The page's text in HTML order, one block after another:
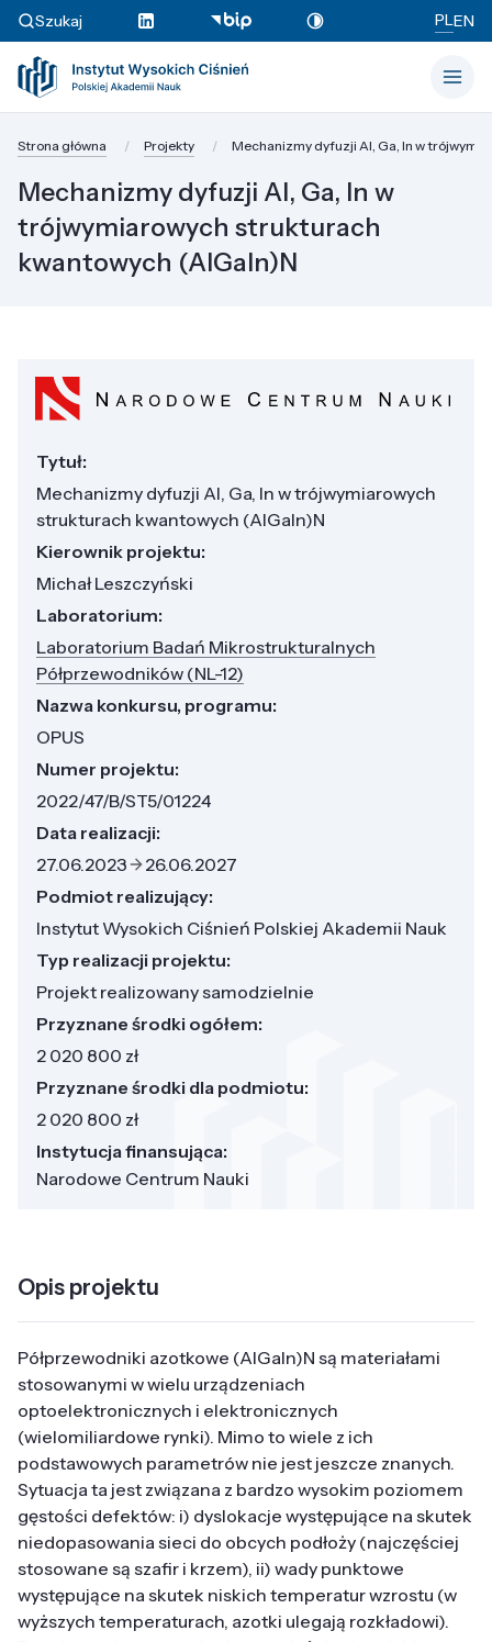
Szukaj PLEN
Strona główna Projekty Mechanizmy dyfuzji Al, Ga, In w
Mechanizmy dyfuzji Al, Ga, In w
trójwymiarowych strukturach
kwantowych (AlGaIn)N
Tytuł:
Mechanizmy dyfuzji Al, Ga, In w trójwymiarowych
strukturach kwantowych (AlGaIn)N
Kierownik projektu:
Michał Leszczyński
Laboratorium:
Laboratorium Badań Mikrostrukturalnych
Półprzewodników (NL-12)
Nazwa konkursu, programu:
OPUS
Numer projektu:
2022/47/B/ST5/01224
Data realizacji:
27.06.2023
26.06.2027
Podmiot realizujący:
Instytut Wysokich Ciśnień Polskiej Akademii Nauk
Typ realizacji projektu:
Projekt realizowany samodzielnie
Przyznane środki ogółem:
2 020 800 zł
Przyznane środki dla podmiotu:
2 020 800 zł
Instytucja finansująca:
Narodowe Centrum Nauki
Opis projektu
Półprzewodniki azotkowe (AlGaIn)N są materiałami
stosowanymi w wielu urządzeniach
optoelektronicznych i elektronicznych
(wielomiliardowe rynki). Mimo to wiele z ich
podstawowych parametrów nie jest jeszcze znanych.
Sytuacja ta jest związana z bardzo wysokim poziomem
gęstości defektów: i) dyslokacje występujące na skutek
niedopasowania sieci do obcych podłoży (najczęściej
stosowane są szafir i krzem), ii) wady punktowe
występujące na skutek niskich temperatur wzrostu (w
wyższych temperaturach, azotki ulegają rozkładowi).